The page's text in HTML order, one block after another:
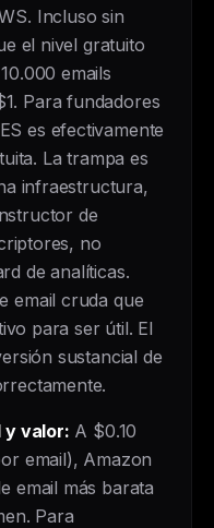
Incluso sin
el nivel gratuito
emails
Para fundadores
es efectivamente
La trampa es
infraestructura,
de
no
de analíticas.
email cruda que
para ser útil. El
sustancial de
y valor: A $0.10
email), Amazon
email más barata
Para